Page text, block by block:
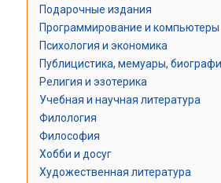
Подарочные издания
Программирование и компьютеры
Психология и экономика
Публицистика, мемуары,
Религия и эзотерика
Учебная и научная литература
Филология
Философия
Хобби и досуг
Художественная литература